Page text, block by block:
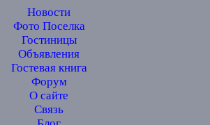
Новости
Фото Поселка
Гостиницы
Объявления
Гостевая книга
Форум
О сайте
Связь